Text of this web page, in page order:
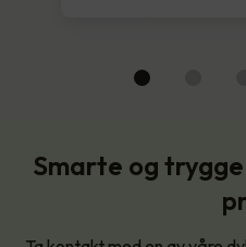
Smarte og